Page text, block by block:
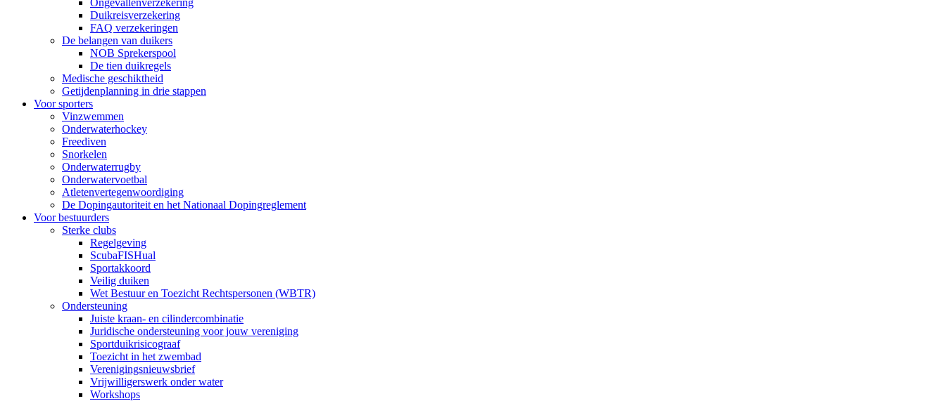
Ongevallenverzekering
Duikreisverzekering
FAQ verzekeringen
De belangen van duikers
NOB Sprekerspool
De tien duikregels
Medische geschiktheid
Getijdenplanning in drie stappen
Voor sporters
Vinzwemmen
Onderwaterhockey
Freediven
Snorkelen
Onderwaterrugby
Onderwatervoetbal
Atletenvertegenwoordiging
De Dopingautoriteit en het Nationaal Dopingreglement
Voor bestuurders
Sterke clubs
Regelgeving
ScubaFISHual
Sportakkoord
Veilig duiken
Wet Bestuur en Toezicht Rechtspersonen (WBTR)
Ondersteuning
Juiste kraan- en cilindercombinatie
Juridische ondersteuning voor jouw vereniging
Sportduikrisicograaf
Toezicht in het zwembad
Verenigingsnieuwsbrief
Vrijwilligerswerk onder water
Workshops